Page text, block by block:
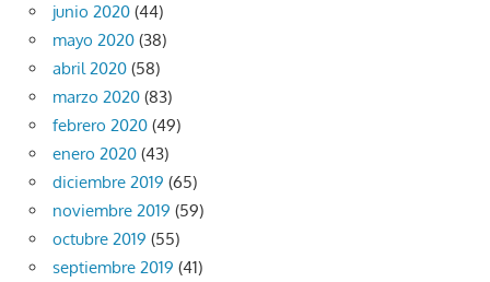
junio 2020 (44)
mayo 2020 (38)
abril 2020 (58)
marzo 2020 (83)
febrero 2020 (49)
enero 2020 (43)
diciembre 2019 (65)
noviembre 2019 (59)
octubre 2019 (55)
septiembre 2019 (41)